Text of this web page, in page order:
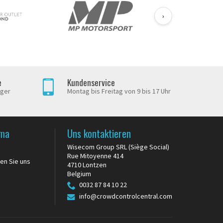
›
Kundenservice
Montag bis Freitag von 9 bis 17 Uhr
Sie uns
Uns kontaktieren
Wisecom Group SRL (Siège Social)
Rue Mitoyenne 414
4710 Lontzen
Belgium
0032 87 84 10 22
info@crowdcontrolcentral.com